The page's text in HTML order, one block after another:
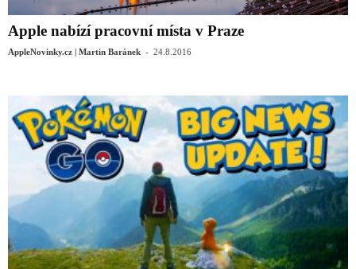
Apple nabízí pracovní místa v Praze
AppleNovinky.cz | Martin Baránek - 24.8.2016